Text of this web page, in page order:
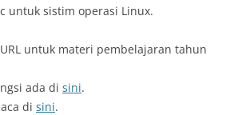
untuk sistim operasi Linux.
untuk materi pembelajaran tahun
ada di sini.
di sini.